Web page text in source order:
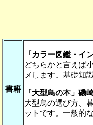
書籍
「カラー図鑑・イ
どちらかと言えば
メします。基礎知
「大型鳥の本」磯
大型鳥の選び方、
ットです。一般的